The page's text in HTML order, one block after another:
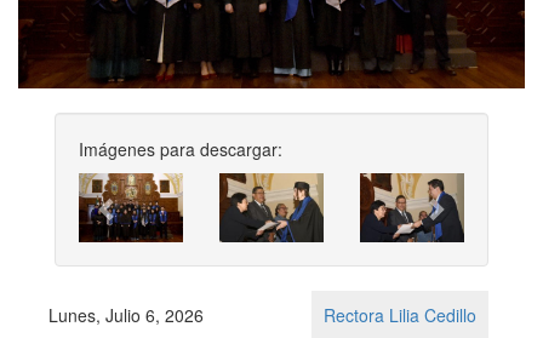
Imágenes para descargar:
Previous Next
Lunes, Julio 6, 2026
Rectora Lilia Cedillo